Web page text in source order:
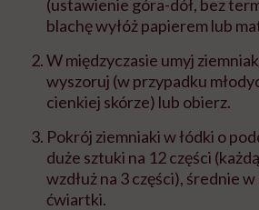
(ustawienie góra-dół, bez
blachę wyłóż papierem lub
W międzyczasie umyj
wyszoruj (w przypadku
cienkiej skórze) lub obierz.
Pokrój ziemniaki w łódki o
duże sztuki na 12 części
wzdłuż na 3 części), średnie w
ćwiartki.